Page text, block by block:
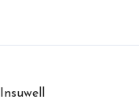
Insuwell